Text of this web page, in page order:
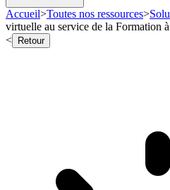
Accueil>Toutes nos ressources>
virtuelle au service de la Formation
<
Retour